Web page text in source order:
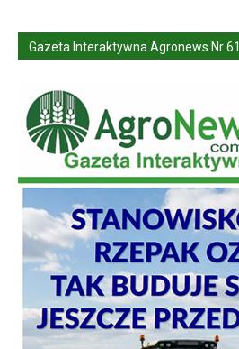
Gazeta Interaktywna Agronews Nr 61